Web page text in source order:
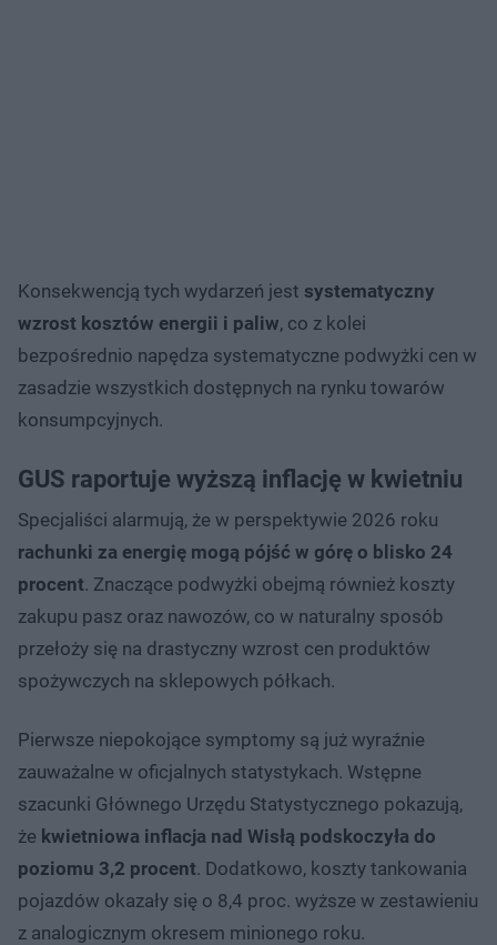
Konsekwencją tych wydarzeń jest systematyczny
wzrost kosztów energii i paliw, co z kolei
bezpośrednio napędza systematyczne podwyżki cen w
zasadzie wszystkich dostępnych na rynku towarów
konsumpcyjnych.
GUS raportuje wyższą inflację w kwietniu
Specjaliści alarmują, że w perspektywie 2026 roku
rachunki za energię mogą pójść w górę o blisko 24
procent. Znaczące podwyżki obejmą również koszty
zakupu pasz oraz nawozów, co w naturalny sposób
przełoży się na drastyczny wzrost cen produktów
spożywczych na sklepowych półkach.
Pierwsze niepokojące symptomy są już wyraźnie
zauważalne w oficjalnych statystykach. Wstępne
szacunki Głównego Urzędu Statystycznego pokazują,
że kwietniowa inflacja nad Wisłą podskoczyła do
poziomu 3,2 procent. Dodatkowo, koszty tankowania
pojazdów okazały się o 8,4 proc. wyższe w zestawieniu
z analogicznym okresem minionego roku.